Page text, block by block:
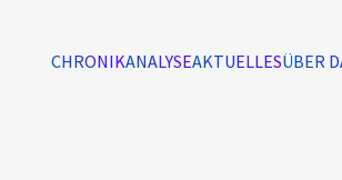
CHRONIKANALYSEAKTUELLESÜBER